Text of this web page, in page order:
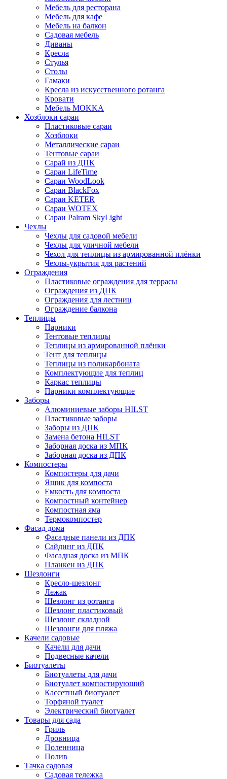
Мебель для ресторана
Мебель для кафе
Мебель на балкон
Садовая мебель
Диваны
Кресла
Стулья
Столы
Гамаки
Кресла из искусственного ротанга
Кровати
Мебель MOKKA
Хозблоки сараи
Пластиковые сараи
Хозблоки
Металлические сараи
Тентовые сараи
Сарай из ДПК
Cараи LifeTime
Cараи WoodLook
Сараи BlackFox
Сараи KETER
Сараи WOTEX
Сараи Palram SkyLight
Чехлы
Чехлы для садовой мебели
Чехлы для уличной мебели
Чехол для теплицы из армированной плёнки
Чехлы-укрытия для растений
Ограждения
Пластиковые ограждения для террасы
Ограждения из ДПК
Ограждения для лестниц
Ограждение балкона
Теплицы
Парники
Тентовые теплицы
Теплицы из армированной плёнки
Тент для теплицы
Теплицы из поликарбоната
Комплектующие для теплиц
Каркас теплицы
Парники комплектующие
Заборы
Алюминиевые заборы HILST
Пластиковые заборы
Заборы из ДПК
Замена бетона HILST
Заборная доска из МПК
Заборная доска из ДПК
Компостеры
Компостеры для дачи
Ящик для компоста
Емкость для компоста
Компостный контейнер
Компостная яма
Термокомпостер
Фасад дома
Фасадные панели из ДПК
Сайдинг из ДПК
Фасадная доска из МПК
Планкен из ДПК
Шезлонги
Кресло-шезлонг
Лежак
Шезлонг из ротанга
Шезлонг пластиковый
Шезлонг складной
Шезлонги для пляжа
Качели садовые
Качели для дачи
Подвесные качели
Биотуалеты
Биотуалеты для дачи
Биотуалет компостирующий
Кассетный биотуалет
Торфяной туалет
Электрический биотуалет
Товары для сада
Гриль
Дровница
Поленница
Полив
Тачка садовая
Садовая тележка